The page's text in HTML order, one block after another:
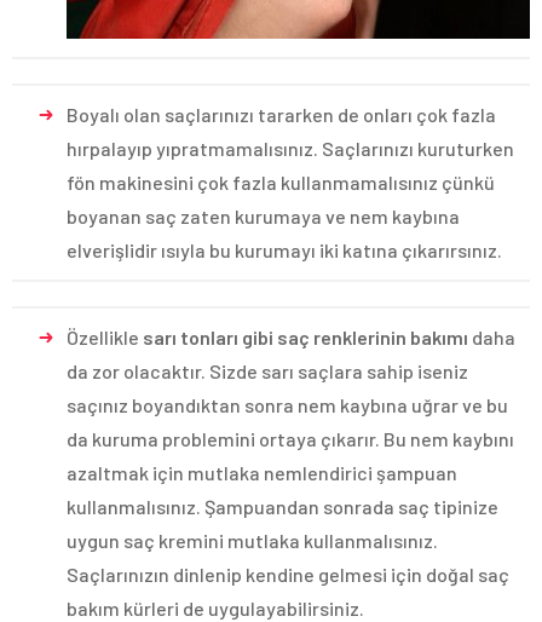
Boyalı olan saçlarınızı tararken de onları çok fazla
hırpalayıp yıpratmamalısınız. Saçlarınızı kuruturken
fön makinesini çok fazla kullanmamalısınız çünkü
boyanan saç zaten kurumaya ve nem kaybına
elverişlidir ısıyla bu kurumayı iki katına çıkarırsınız.
Özellikle sarı tonları gibi saç renklerinin bakımı daha
da zor olacaktır. Sizde sarı saçlara sahip iseniz
saçınız boyandıktan sonra nem kaybına uğrar ve bu
da kuruma problemini ortaya çıkarır. Bu nem kaybını
azaltmak için mutlaka nemlendirici şampuan
kullanmalısınız. Şampuandan sonrada saç tipinize
uygun saç kremini mutlaka kullanmalısınız.
Saçlarınızın dinlenip kendine gelmesi için doğal saç
bakım kürleri de uygulayabilirsiniz.